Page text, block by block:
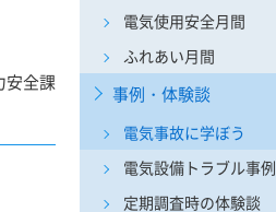
全課
電気使用安全月間
ふれあい月間
事例・体験談
電気事故に学ぼう
電気設備トラブル事例
定期調査時の体験談